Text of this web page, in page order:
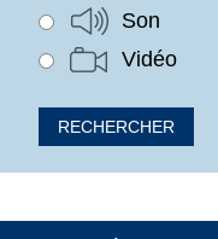
Son
Vidéo